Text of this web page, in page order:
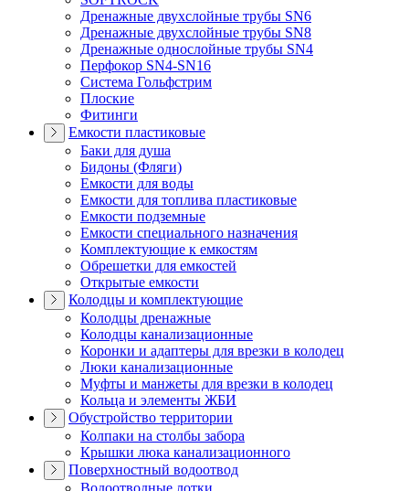
Дренажные двухслойные трубы SN6
Дренажные двухслойные трубы SN8
Дренажные однослойные трубы SN4
Перфокор SN4-SN16
Система Гольфстрим
Плоские
Фитинги
Емкости пластиковые
Баки для душа
Бидоны (Фляги)
Емкости для воды
Емкости для топлива пластиковые
Емкости подземные
Емкости специального назначения
Комплектующие к емкостям
Обрешетки для емкостей
Открытые емкости
Колодцы и комплектующие
Колодцы дренажные
Колодцы канализационные
Коронки и адаптеры для врезки в колодец
Люки канализационные
Муфты и манжеты для врезки в колодец
Кольца и элементы ЖБИ
Обустройство территории
Колпаки на столбы забора
Крышки люка канализационного
Поверхностный водоотвод
Водоотводные лотки